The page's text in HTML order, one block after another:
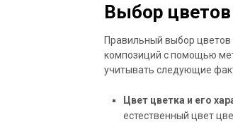
Выбор
Правильный выбор
композиций с помощью
учитывать следующие
Цвет цветка и его
естественный цвет